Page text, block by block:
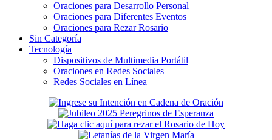
Oraciones para Desarrollo Personal
Oraciones para Diferentes Eventos
Oraciones para Rezar Rosario
Sin Categoría
Tecnología
Dispositivos de Multimedia Portátil
Oraciones en Redes Sociales
Redes Sociales en Línea
Secondary
Sidebar